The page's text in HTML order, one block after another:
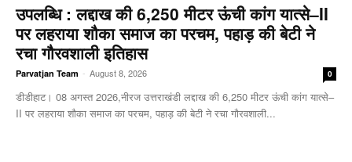
उपलब्धि : लद्दाख की 6,250 मीटर ऊंची कांग यात्से–II
पर लहराया शौका समाज का परचम, पहाड़ की बेटी ने
रचा गौरवशाली इतिहास
Parvatjan Team - August 8, 2026 0
डीडीहाट। 08 अगस्त 2026,नीरज उत्तराखंडी लद्दाख की 6,250 मीटर ऊंची कांग यात्से–
II पर लहराया शौका समाज का परचम, पहाड़ की बेटी ने रचा गौरवशाली...